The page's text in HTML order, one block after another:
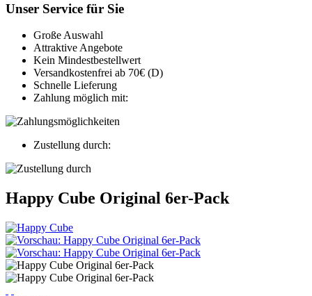
Unser Service für Sie
Große Auswahl
Attraktive Angebote
Kein Mindestbestellwert
Versandkostenfrei ab 70€ (D)
Schnelle Lieferung
Zahlung möglich mit:
Zustellung durch:
Happy Cube Original 6er-Pack